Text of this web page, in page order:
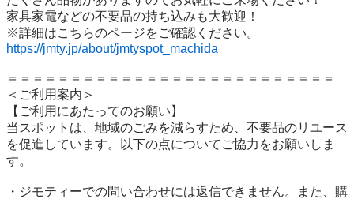
家具家電などの不要品の持ち込みも大歓迎！
https://jmty.jp/about/jmtyspot_machida
＝＝＝＝＝＝＝＝＝＝＝＝＝＝＝＝＝＝＝＝＝＝＝＝＝＝
＜ご利用案内＞
【ご利用にあたってのお願い】
当スポットは、地域のごみを減らすため、不要品のリユース
を促進しています。以下の点についてご協力をお願いしま
す。
・ジモティーでの問い合わせには返信できません。また、購